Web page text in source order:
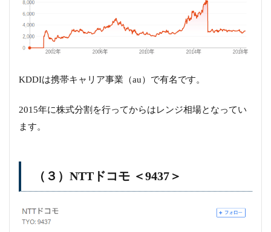
KDDIは携帯キャリア事業（au）で有名です。
2015年に株式分割を行ってからはレンジ相場となってい
ます。
（３）NTTドコモ ＜9437＞